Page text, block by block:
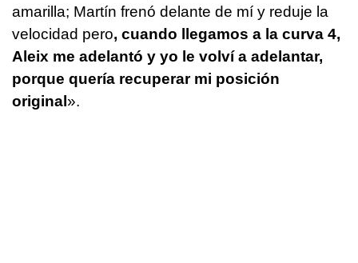
amarilla; Martín frenó delante de mí y reduje la
velocidad pero, cuando llegamos a la curva 4,
Aleix me adelantó y yo le volví a adelantar,
porque quería recuperar mi posición
original».